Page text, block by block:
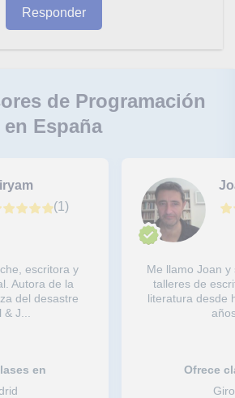
Responder
de Programación
en España
(1 )
escritora y
Autora de la
del desastre
J...
en
Me llamo Joan
talleres de
literatura desde
Ofrece